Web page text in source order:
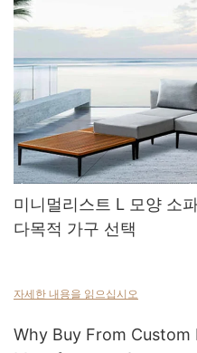
상으로 출시됩니다. 다른 인테리
요. 중립적인 색상 구성은 작은
리넨이나 면 소재로 마감할 수 있
L자형 소파를 선택할 때는 소파
다. 자신과 손님이 얼마나 편안
또한, 방의 다른 가구들도 고려
도록 다른 가구는 최소한으로
반려동물이나 자녀가 있다면 L
습니다. 이 커버는 다양한 소파
보호해 줍니다. 또한, 드라이클
평한 오토만을 선택하여 좌석을
소파는 영화 감상에도 좋은 선
슬림한 옵션을 선택해야 할 수도
로 변형할 수 있습니다.
입니다. 일반 2인용이나 3인용
미니멀리스트 L 모양 소
다목적 가구 선택
최고의 미니멀리스트 소파는 매
인 미학에 자연스럽게 적합합니
여 인상을주기보다는 사려 깊은
자세한 내용을 읽으십시오
Why Buy From